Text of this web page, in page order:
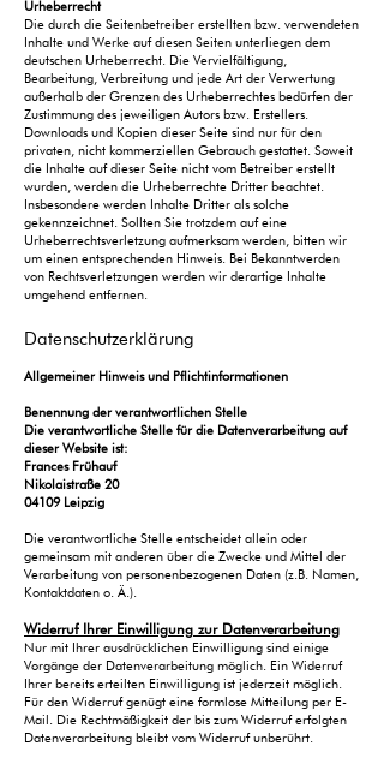
Urheberrecht
Die durch die Seitenbetreiber erstellten bzw. verwendeten
Inhalte und Werke auf diesen Seiten unterliegen dem
deutschen Urheberrecht. Die Vervielfältigung,
Bearbeitung, Verbreitung und jede Art der Verwertung
außerhalb der Grenzen des Urheberrechtes bedürfen der
Zustimmung des jeweiligen Autors bzw. Erstellers.
Downloads und Kopien dieser Seite sind nur für den
privaten, nicht kommerziellen Gebrauch gestattet. Soweit
die Inhalte auf dieser Seite nicht vom Betreiber erstellt
wurden, werden die Urheberrechte Dritter beachtet.
Insbesondere werden Inhalte Dritter als solche
gekennzeichnet. Sollten Sie trotzdem auf eine
Urheberrechtsverletzung aufmerksam werden, bitten wir
um einen entsprechenden Hinweis. Bei Bekanntwerden
von Rechtsverletzungen werden wir derartige Inhalte
umgehend entfernen.
Datenschutzerklärung
Allgemeiner Hinweis und Pflichtinformationen
Benennung der verantwortlichen Stelle
Die verantwortliche Stelle für die Datenverarbeitung auf
dieser Website ist:
Frances Frühauf
Nikolaistraße 20
04109 Leipzig
Die verantwortliche Stelle entscheidet allein oder
gemeinsam mit anderen über die Zwecke und Mittel der
Verarbeitung von personenbezogenen Daten (z.B. Namen,
Kontaktdaten o. Ä.).
Widerruf Ihrer Einwilligung zur Datenverarbeitung
Nur mit Ihrer ausdrücklichen Einwilligung sind einige
Vorgänge der Datenverarbeitung möglich. Ein Widerruf
Ihrer bereits erteilten Einwilligung ist jederzeit möglich.
Für den Widerruf genügt eine formlose Mitteilung per E-
Mail. Die Rechtmäßigkeit der bis zum Widerruf erfolgten
Datenverarbeitung bleibt vom Widerruf unberührt.